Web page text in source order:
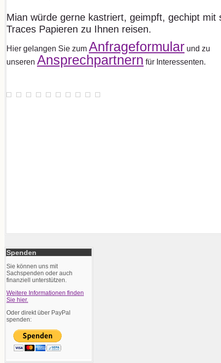
Mian würde gerne kastriert, geimpft, gechipt mit
Traces Papieren zu Ihnen reisen.
Hier gelangen Sie zum Anfrageformular und zu
unseren Ansprechpartnern für Interessenten.
Spenden
Sie können uns mit
Sachspenden oder auch
finanziell unterstützen.
Weitere Informationen finden
Sie hier.
Oder direkt über PayPal
spenden: